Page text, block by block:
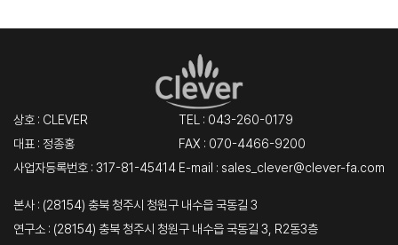
상호 : CLEVER
대표 : 정종홍
사업자등록번호 : 317-81-45414
TEL : 043-260-0179
FAX : 070-4466-9200
E-mail : sales_clever@clever-fa.com
본사 : (28154) 충북 청주시 청원구 내수읍 국동길 3
연구소 : (28154) 충북 청주시 청원구 내수읍 국동길 3, R2동3층